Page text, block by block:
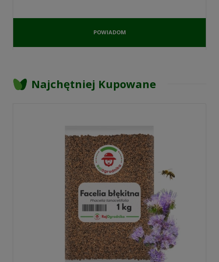
POWIADOM
DOSTĘPNOŚCI
Najchętniej Kupowane